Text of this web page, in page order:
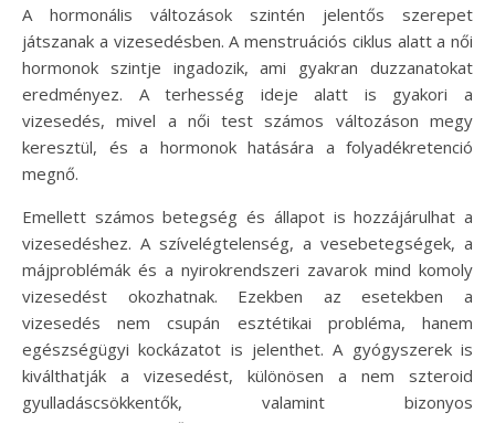
A hormonális változások szintén jelentős szerepet
játszanak a vizesedésben. A menstruációs ciklus alatt a női
hormonok szintje ingadozik, ami gyakran duzzanatokat
eredményez. A terhesség ideje alatt is gyakori a
vizesedés, mivel a női test számos változáson megy
keresztül, és a hormonok hatására a folyadékretenció
megnő.
Emellett számos betegség és állapot is hozzájárulhat a
vizesedéshez. A szívelégtelenség, a vesebetegségek, a
májproblémák és a nyirokrendszeri zavarok mind komoly
vizesedést okozhatnak. Ezekben az esetekben a
vizesedés nem csupán esztétikai probléma, hanem
egészségügyi kockázatot is jelenthet. A gyógyszerek is
kiválthatják a vizesedést, különösen a nem szteroid
gyulladáscsökkentők, valamint bizonyos